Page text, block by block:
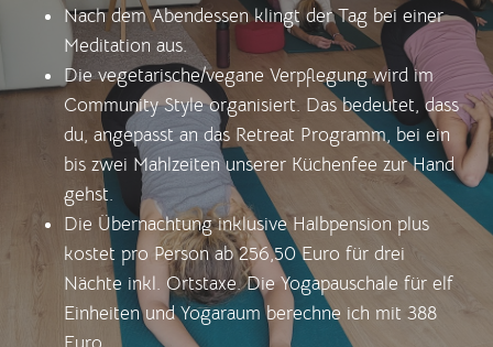
Nach dem Abendessen klingt der Tag bei einer
Meditation aus.
Die vegetarische/vegane Verpflegung wird im
Community Style organisiert. Das bedeutet, dass
du, angepasst an das Retreat Programm, bei ein
bis zwei Mahlzeiten unserer Küchenfee zur Hand
gehst.
Die Übernachtung inklusive Halbpension plus
kostet pro Person ab 256,50 Euro für drei
Nächte inkl. Ortstaxe. Die Yogapauschale für elf
Einheiten und Yogaraum berechne ich mit 388